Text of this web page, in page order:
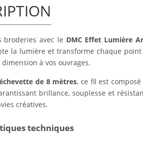
broderies avec le DMC Effet Lumière
la lumière et transforme chaque
à vos ouvrages.
de 8 mètres, ce fil est composé
brillance, souplesse et
créatives.
techniques